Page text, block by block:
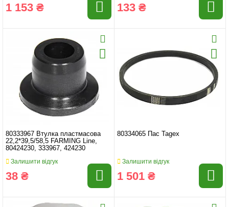
1 153 ₴ 133 ₴
80333967 Втулка пластмасова
22,2*39,5/58,5 FARMING Line,
80424230, 333967, 424230
Залишити відгук
38 ₴
80334065 Пас Tagex
Залишити відгук
1 501 ₴